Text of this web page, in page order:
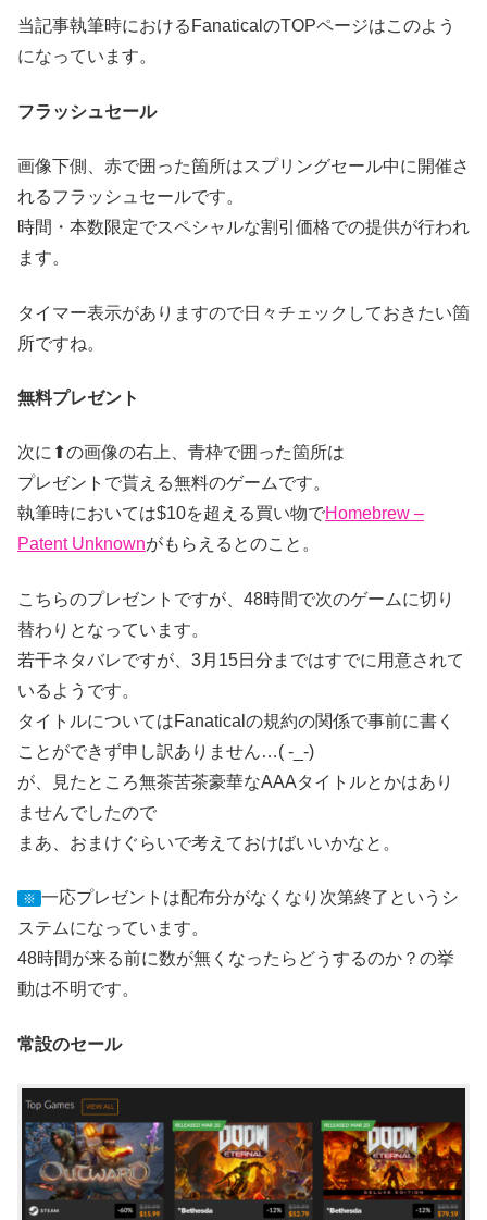
当記事執筆時におけるFanaticalのTOPページはこのよう
になっています。
フラッシュセール
画像下側、赤で囲った箇所はスプリングセール中に開催さ
れるフラッシュセールです。
時間・本数限定でスペシャルな割引価格での提供が行われ
ます。
タイマー表示がありますので日々チェックしておきたい箇
所ですね。
無料プレゼント
次に⬆の画像の右上、青枠で囲った箇所は
プレゼントで貰える無料のゲームです。
執筆時においては$10を超える買い物でHomebrew –
Patent Unknownがもらえるとのこと。
こちらのプレゼントですが、48時間で次のゲームに切り
替わりとなっています。
若干ネタバレですが、3月15日分まではすでに用意されて
いるようです。
タイトルについてはFanaticalの規約の関係で事前に書く
ことができず申し訳ありません…( -_-)
が、見たところ無茶苦茶豪華なAAAタイトルとかはあり
ませんでしたので
まあ、おまけぐらいで考えておけばいいかなと。
※ 一応プレゼントは配布分がなくなり次第終了というシ
ステムになっています。
48時間が来る前に数が無くなったらどうするのか？の挙
動は不明です。
常設のセール